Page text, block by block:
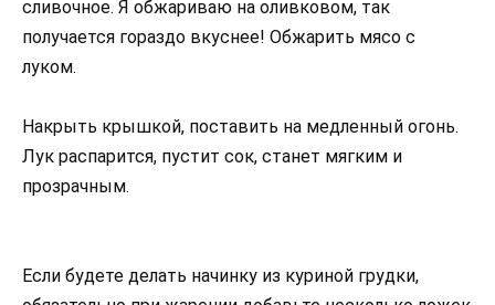
сливочное. Я обжариваю на оливковом, так
получается гораздо вкуснее! Обжарить мясо с
луком.
Накрыть крышкой, поставить на медленный огонь.
Лук распарится, пустит сок, станет мягким и
прозрачным.
Если будете делать начинку из куриной грудки,